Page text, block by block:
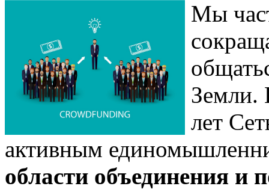
Мы
Земли.
лет
активным
области объединения и